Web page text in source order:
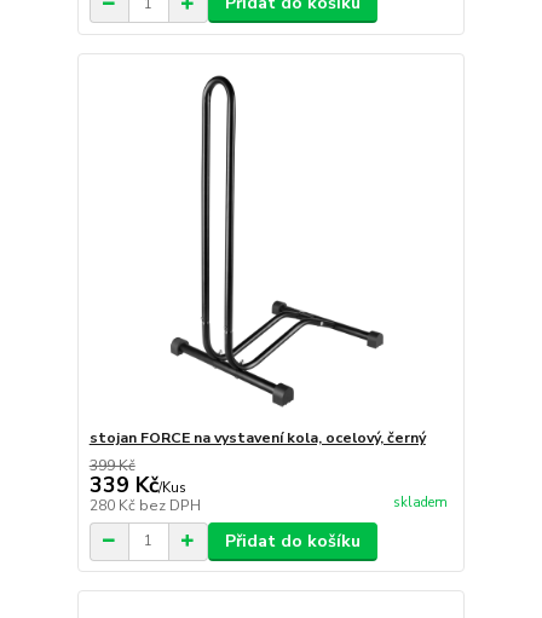
stojan FORCE na vystavení kola, ocelový, černý
399 Kč
339 Kč/Kus
280 Kč bez DPH skladem
Přidat do košíku